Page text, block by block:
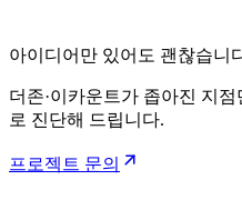
아이디어만 있어도 괜찮습니
더존·이카운트가 좁아진 지
로 진단해 드립니다.
프로젝트 문의